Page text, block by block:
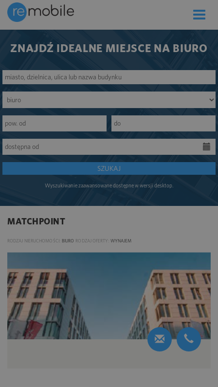
Toggle
ZNAJDŹ IDEALNE MIEJSCE NA BIURO
SZUKAJ
Wyszukiwanie zaawansowane dostępne w wersji desktop.
MATCHPOINT
RODZAJ NIERUCHOMOŚCI: BIURO RODZAJ OFERTY: WYNAJEM